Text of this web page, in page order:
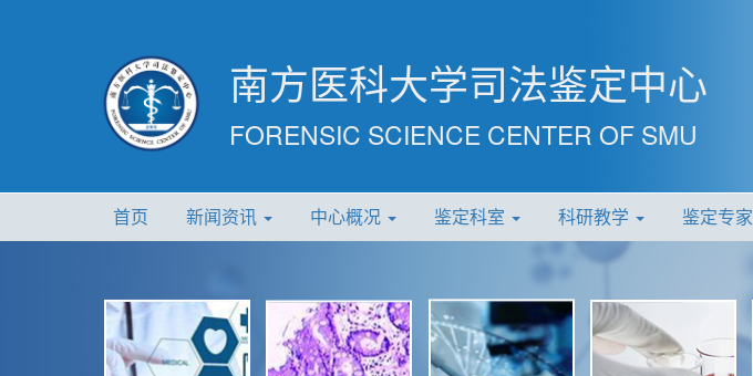
南方医科大学司法鉴定中心
FORENSIC SCIENCE CENTER OF SMU
首页 新闻资讯 中心概况 鉴定科室 科研教学 鉴定专家